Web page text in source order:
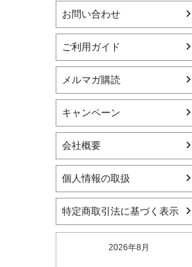
お問い合わせ
ご利用ガイド
メルマガ購読
キャンペーン
会社概要
個人情報の取扱
特定商取引法に基づく表示
2026年8月